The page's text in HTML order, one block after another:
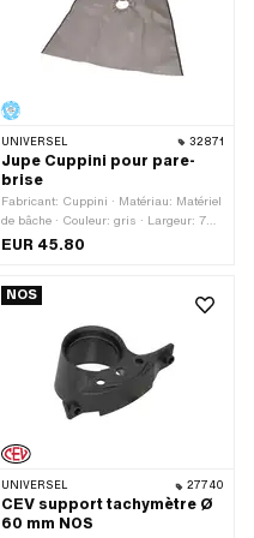
UNIVERSEL 32871
Jupe Cuppini pour pare-
brise
Fabricant: Cuppini · Matériau: Matériel
de bâche · Couleur: gris · Largeur: 700
mm · Hauteur: 600 mm
EUR 45.80
NOS
UNIVERSEL 27740
CEV support tachymètre Ø
60 mm NOS